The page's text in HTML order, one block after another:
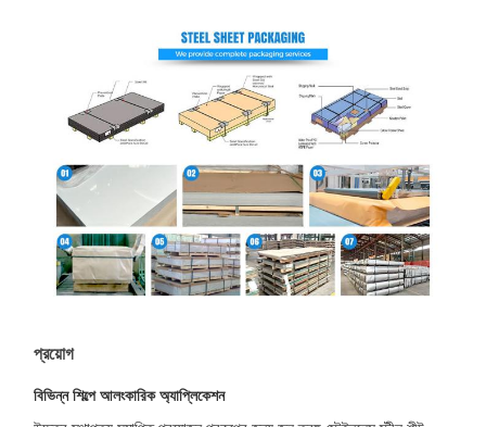
প্রয়োগ
বিভিন্ন শিল্পে আলংকারিক অ্যাপ্লিকেশন